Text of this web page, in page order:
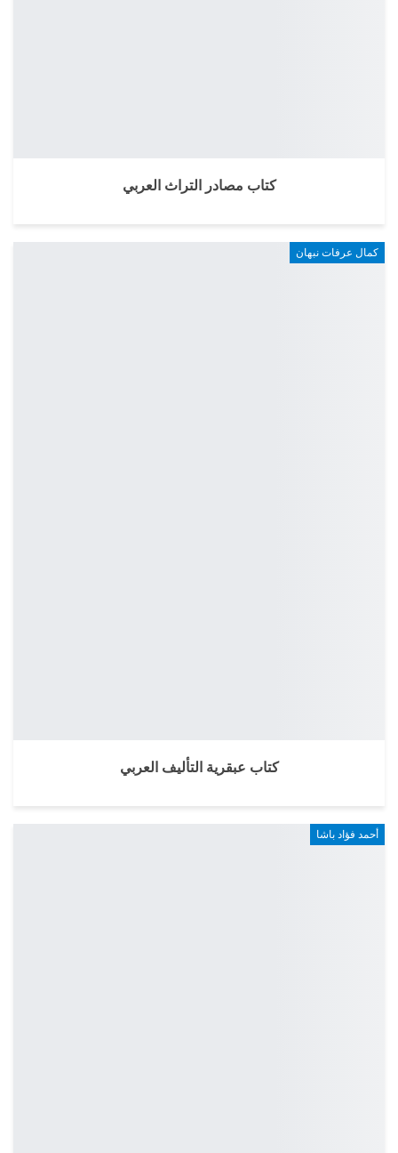
كتاب مصادر التراث العربي
كمال عرفات نبهان
كتاب عبقرية التأليف العربي
أحمد فؤاد باشا